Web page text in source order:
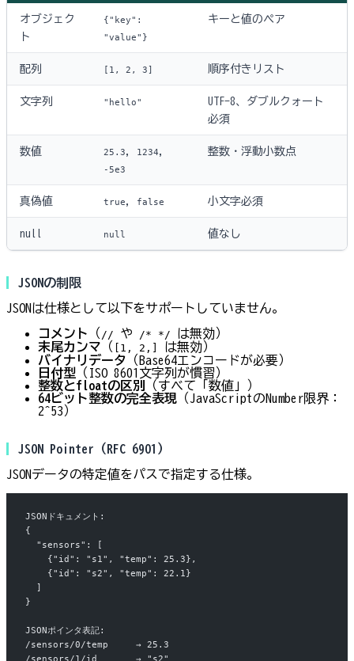
オブジェク
ト
{"key":
"value"}
キーと値のペア
配列 [1, 2, 3] 順序付きリスト
文字列 "hello"
UTF-8、ダブルクォート
必須
数値 25.3, 1234,
-5e3
整数・浮動小数点
真偽値 true, false 小文字必須
null null 値なし
JSONの制限
JSONは仕様として以下をサポートしていません。
コメント
（ // や /* */ は無効）
末尾カンマ （ [1, 2,]
は無効）
バイナリデータ （Base64エンコードが必要）
日付型 （ISO 8601文字列が慣習）
整数とfloatの区別
（すべて「数値」）
64ビット整数の完全表現 （JavaScriptのNumber限界：
2^53）
JSON Pointer（RFC 6901）
JSONデータの特定値をパスで指定する仕様。
JSONドキュメント:
{
  "sensors": [
    {"id": "s1", "temp": 25.3},
    {"id": "s2", "temp": 22.1}
  ]
}
JSONポインタ表記:
/sensors/0/temp     → 25.3
/sensors/1/id       → "s2"